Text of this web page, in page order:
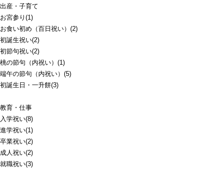
出産・子育て
お宮参り(1)
お食い初め（百日祝い）(2)
初誕生祝い(2)
初節句祝い(2)
桃の節句（内祝い）(1)
端午の節句（内祝い）(5)
初誕生日・一升餅(3)
教育・仕事
入学祝い(8)
進学祝い(1)
卒業祝い(2)
成人祝い(2)
就職祝い(3)